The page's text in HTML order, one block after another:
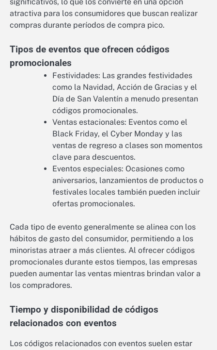
atractiva para los consumidores que buscan realizar
compras durante períodos de compra pico.
Tipos de eventos que ofrecen códigos
promocionales
Festividades: Las grandes festividades
como la Navidad, Acción de Gracias y el
Día de San Valentín a menudo presentan
códigos promocionales.
Ventas estacionales: Eventos como el
Black Friday, el Cyber Monday y las
ventas de regreso a clases son momentos
clave para descuentos.
Eventos especiales: Ocasiones como
aniversarios, lanzamientos de productos o
festivales locales también pueden incluir
ofertas promocionales.
Cada tipo de evento generalmente se alinea con los
hábitos de gasto del consumidor, permitiendo a los
minoristas atraer a más clientes. Al ofrecer códigos
promocionales durante estos tiempos, las empresas
pueden aumentar las ventas mientras brindan valor a
los compradores.
Tiempo y disponibilidad de códigos
relacionados con eventos
Los códigos relacionados con eventos suelen estar